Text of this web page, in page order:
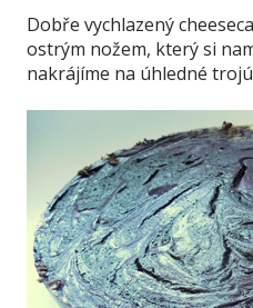
Dobře vychlazený
ostrým nožem, který si
nakrájíme na úhledné